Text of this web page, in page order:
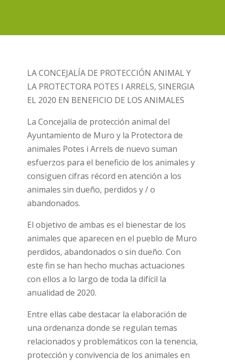
LA CONCEJALÍA DE PROTECCIÓN ANIMAL Y
LA PROTECTORA POTES I ARRELS, SINERGIA
EL 2020 EN BENEFICIO DE LOS ANIMALES
La Concejalía de protección animal del
Ayuntamiento de Muro y la Protectora de
animales Potes i Arrels de nuevo suman
esfuerzos para el beneficio de los animales y
consiguen cifras récord en atención a los
animales sin dueño, perdidos y / o
abandonados.
El objetivo de ambas es el bienestar de los
animales que aparecen en el pueblo de Muro
perdidos, abandonados o sin dueño. Con
este fin se han hecho muchas actuaciones
con ellos a lo largo de toda la difícil la
anualidad de 2020.
Entre ellas cabe destacar la elaboración de
una ordenanza donde se regulan temas
relacionados y problemáticos con la tenencia,
protección y convivencia de los animales en